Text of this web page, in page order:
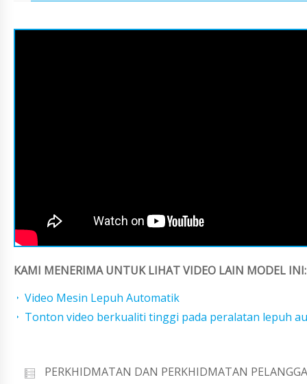
KAMI MENERIMA UNTUK LIHAT VIDEO LAIN MODEL INI:
Video Mesin Lepuh Automatik
Tonton video berkualiti tinggi pada peralatan lepuh
PERKHIDMATAN DAN PERKHIDMATAN